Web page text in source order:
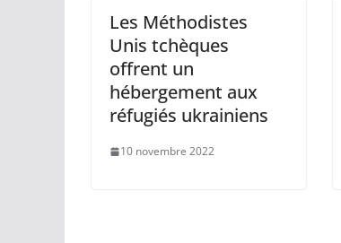
Les Méthodistes
Unis tchèques
offrent un
hébergement aux
réfugiés ukrainiens
10 novembre 2022